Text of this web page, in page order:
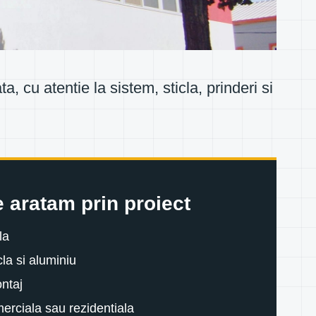
cu atentie la sistem, sticla, prinderi si
aratam prin proiect
si aluminiu
sau rezidentiala